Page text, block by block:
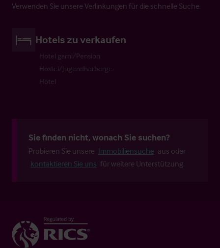
Verwenden Sie unsere Verlinkungen für die schnelle Suche.
Hotels zu verkaufen
Hotel garni/Pension
Hostel/Jugendherberge
Hotel
Sie finden nicht, wonach Sie suchen?
Probieren Sie unsere Immobiliensuche aus oder
kontaktieren Sie uns für weitere Unterstützung.